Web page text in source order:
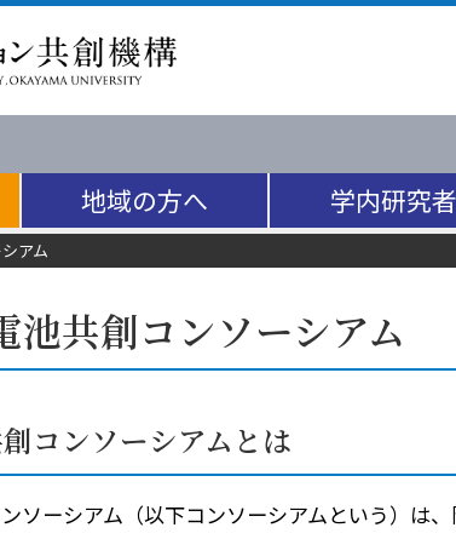
地域の方へ 学内研究
アム
池共創コンソーシアム
コンソーシアムとは
ソーシアム（以下コンソーシアムという）は